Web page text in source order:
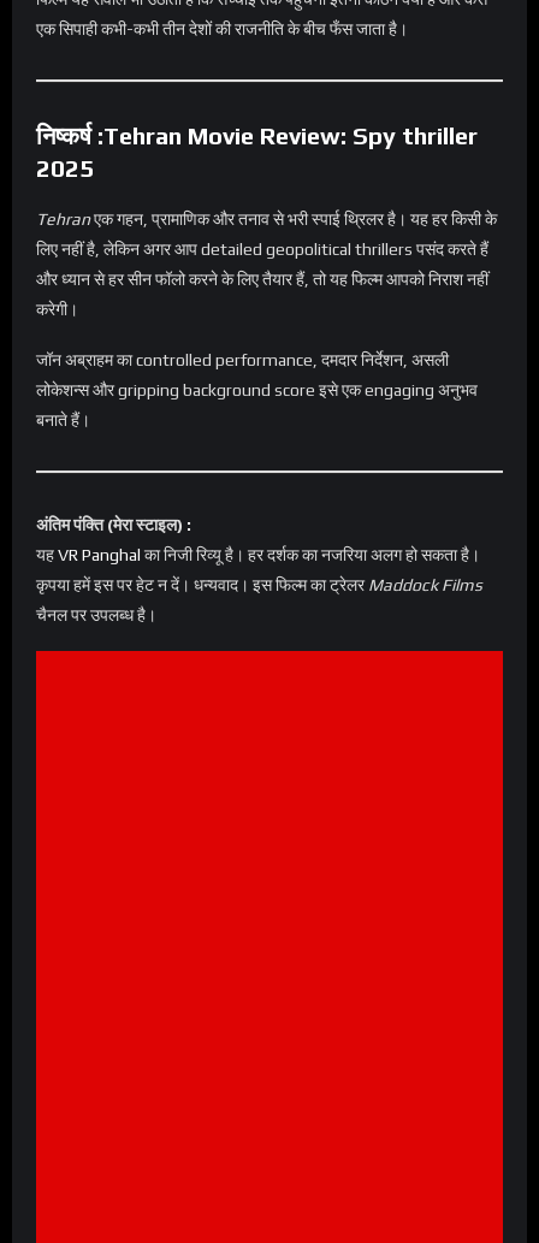
एक सिपाही कभी-कभी तीन देशों की राजनीति के बीच फँस जाता है।
निष्कर्ष:Tehran Movie Review: Spy thriller
2025
Tehranएक गहन, प्रामाणिक और तनाव से भरी स्पाई थ्रिलर है। यह हर किसी के
लिए नहीं है, लेकिन अगर आप detailed geopolitical thrillers पसंद करते हैं
और ध्यान से हर सीन फॉलो करने के लिए तैयार हैं, तो यह फिल्म आपको निराश नहीं
करेगी।
जॉन अब्राहम का controlled performance, दमदार निर्देशन, असली
लोकेशन्स और gripping background score इसे एक engaging अनुभव
बनाते हैं।
अंतिम पंक्ति (मेरा स्टाइल) :
यहVR Panghal का निजी रिव्यू है। हर दर्शक का नजरिया अलग हो सकता है।
कृपया हमें इस पर हेट न दें। धन्यवाद। इस फिल्म का ट्रेलरMaddock Films
चैनल पर उपलब्ध है।